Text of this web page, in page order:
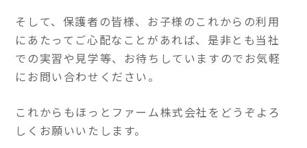
そして、保護者の皆様、お子様のこれからの利用
にあたってご心配なことがあれば、是非とも当社
での実習や見学等、お待ちしていますのでお気軽
にお問い合わせください。
これからもほっとファーム株式会社をどうぞよろ
しくお願いいたします。